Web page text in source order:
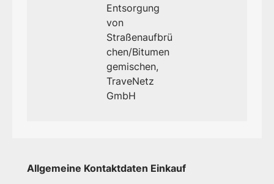
Entsorgung
von
Straßenaufbrü
chen/Bitumen
gemischen,
TraveNetz
GmbH
Allgemeine Kontaktdaten Einkauf